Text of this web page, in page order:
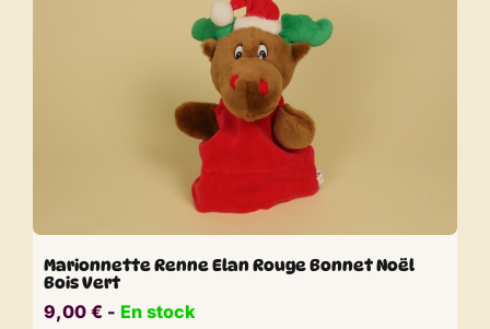
Marionnette Renne Elan Rouge Bonnet Noël
Bois Vert
9,00 € ​​ - En stock